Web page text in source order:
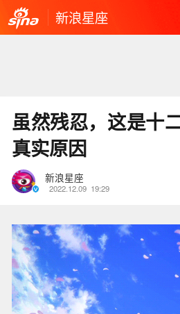
新浪星座
虽然残忍，这是十
真实原因
新浪星座
2022.12.09 19:29